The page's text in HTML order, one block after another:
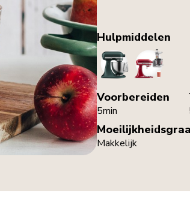
Hulpmiddelen
StandMixerSlowJuicer
Voorbereiden
5min
Makkelijk